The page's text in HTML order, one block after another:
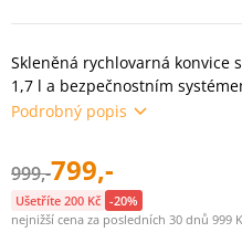
Skleněná rychlovarná konvice
1,7 l a bezpečnostním
Podrobný popis
999,-799,-
Ušetříte 200 Kč -20%
nejnižší cena za posledních 30 dnů 999